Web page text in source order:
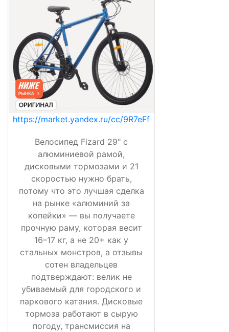
https://market.yandex.ru/cc/9R7eFf
Велосипед Fizard 29" с
алюминиевой рамой,
дисковыми тормозами и 21
скоростью нужно брать,
потому что это лучшая сделка
на рынке «алюминий за
копейки» — вы получаете
прочную раму, которая весит
16–17 кг, а не 20+ как у
стальных монстров, а отзывы
сотен владельцев
подтверждают: велик не
убиваемый для городского и
паркового катания. Дисковые
тормоза работают в сырую
погоду, трансмиссия на